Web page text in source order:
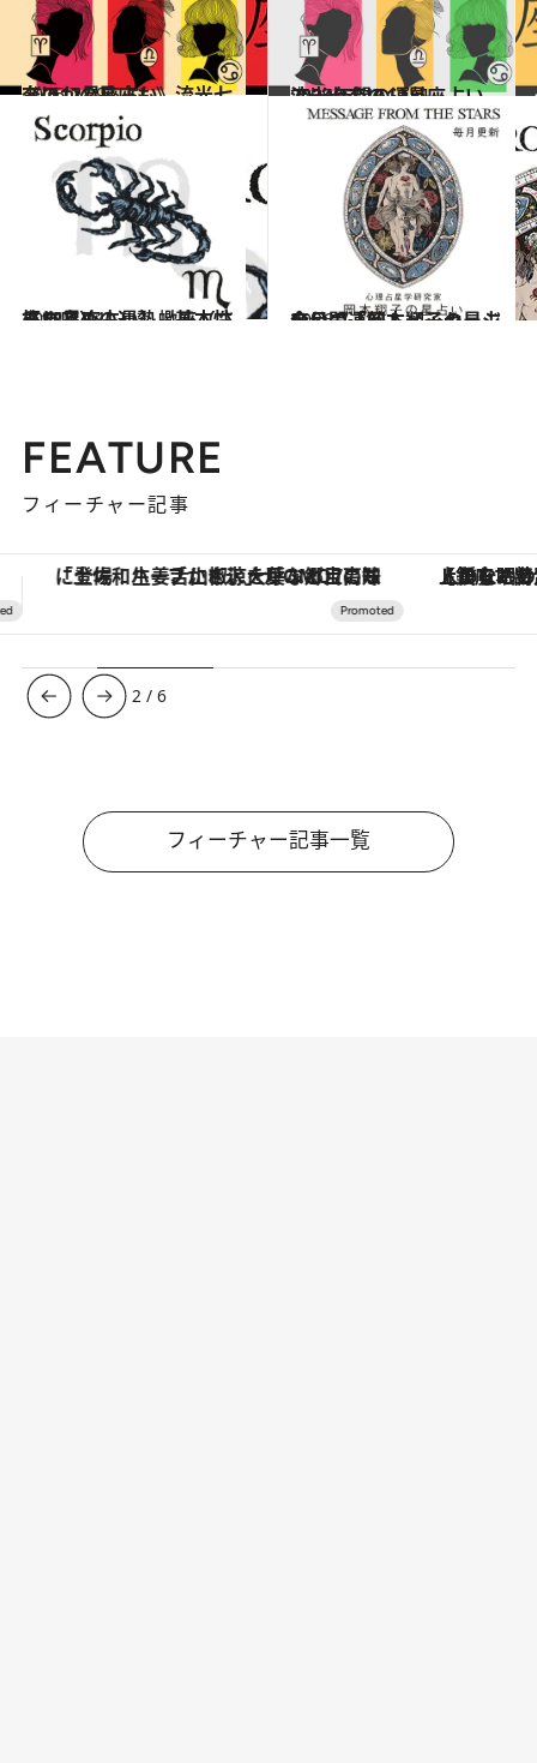
2026.7.29
《ほかの星座も》流光七奈の12星座占い
占い 2023.12.16
流光七奈の12星座占い 2024年間の運勢
占い
2021.12.1
【12星座占い】蠍座（さそり座）の運勢、基本性格まとめ
占い 2026.7.31
今月の運勢＆メッセージを公開「岡本翔子の星占い」
占い
FEATURE
フィーチャー記事
【銀座で出合う最旬美容】美髪ケアや上質な眠り…セルフケアのアップデートから、特別な名入れギフトまで。大人のための「ReFa GINZA」クルーズ 【夏限定ディナーコース】旬を
3 /6
フィーチャー記事一覧